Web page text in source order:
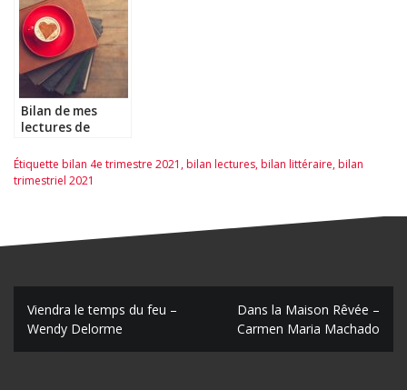
Bilan de mes
lectures de
Étiquette bilan 4e trimestre 2021 ,bilan lectures,bilan littéraire,bilan
trimestriel 2021
N
a
Viendra le temps du feu –
Wendy Delorme
Dans la Maison Rêvée –
Carmen Maria Machado